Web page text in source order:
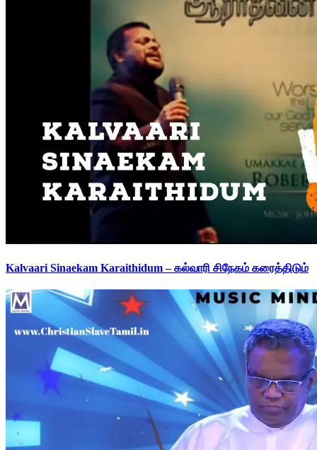
Kalvaari Sinaekam Karaithidum – கல்வாரி சிநேகம் கரைத்திடும்